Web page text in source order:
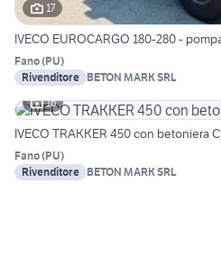
17
IVECO EUROCARGO 180-280 -
Fano(PU)
Rivenditore BETON MARK SRL
16
IVECO TRAKKER 450 con betoniera
Fano(PU)
Rivenditore BETON MARK SRL